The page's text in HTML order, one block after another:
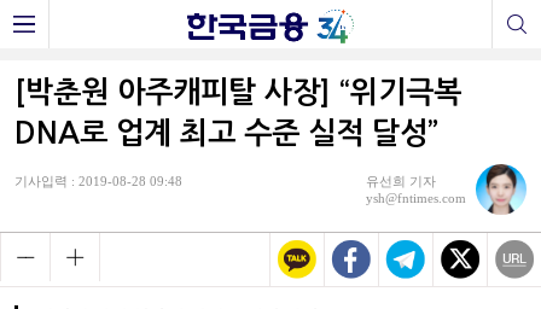
[박춘원 아주캐피탈 사장] “위기극복
DNA로 업계 최고 수준 실적 달성”
기사입력 : 2019-08-28 09:48
유선희 기자
ysh@fntimes.com